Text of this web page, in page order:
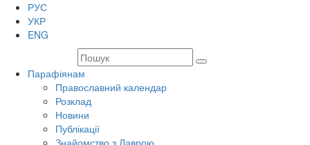
РУС
УКР
ENG
Парафіянам
Православний календар
Розклад
Новини
Публікації
Знайомство з Лаврою